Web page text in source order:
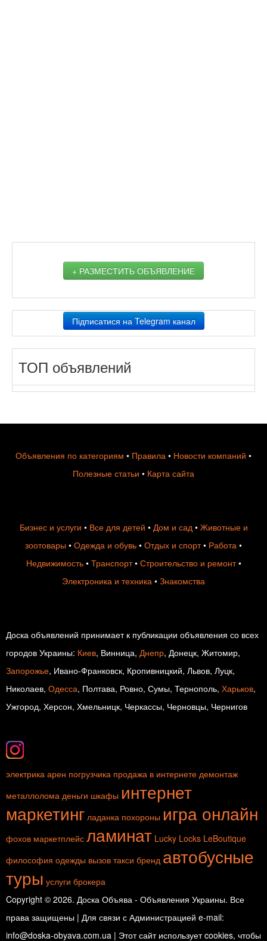
+ РАЗМЕСТИТЬ ОБЪЯВЛЕНИЕ
Підписатися на Telegram канал
ТОП объявлений
Объявления по категориям • Правила • Новости компаний •
Полезные статьи • Карта сайта
Бизнес и услуги • Все для детей • Дом и сад• Животные и
зоотовары • Одежда и обувь • Отдых и спорт• Работа •
Недвижимость• Транспорт• Строительство и ремонт•
Электроника и техника • Знакомства
Доска объявлений принимает к публикации объявления со всех
городов Украины: Киев, Винница, Днепр, Донецк, Житомир,
Запорожье, Ивано-Франковск, Кропивницкий, Львов, Луцк,
Николаев, Одесса, Полтава, Ровно, Сумы, Тернополь, Харьков,
Ужгород, Херсон, Хмельницк, Черкассы, Черновцы, Чернигов
электрика арен погрузчика продажа в интернете демонтаж
металлолома деньги шкафы интернет
маркетинг ладанка похороны игра онлайн
фохов маркетплейс ламинат Lucky Locks LeBoutique
философия одежды вызов такси бренд автобусные
туры услуги брокера
Copyright © 2026. Доска Объява - Объявления Украины. Все
права защищены | Для связи с Администрацией e-mail:
info@doska-obyava.com.ua | Этот сайт использует cookies, чтобы